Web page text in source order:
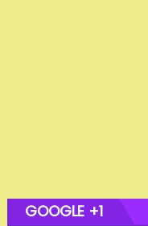
GOOGLE +1